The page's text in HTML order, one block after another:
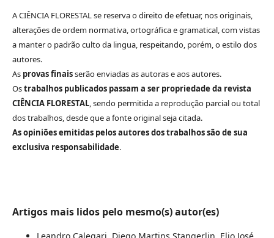
A CIÊNCIA FLORESTAL se reserva o direito de efetuar, nos originais,
alterações de ordem normativa, ortográfica e gramatical, com vistas
a manter o padrão culto da lingua, respeitando, porém, o estilo dos
autores.
As provas finaisserão enviadas as autoras e aos autores.
Ostrabalhos publicados passam a ser propriedade da revista
CIÊNCIA FLORESTAL, sendo permitida a reprodução parcial ou total
dos trabalhos, desde que a fonte original seja citada.
As opiniões emitidas pelos autores dos trabalhos são de sua
exclusiva responsabilidade.
Artigos mais lidos pelo mesmo(s) autor(es)
Leandro Calegari, Diego Martins Stangerlin, Elio José